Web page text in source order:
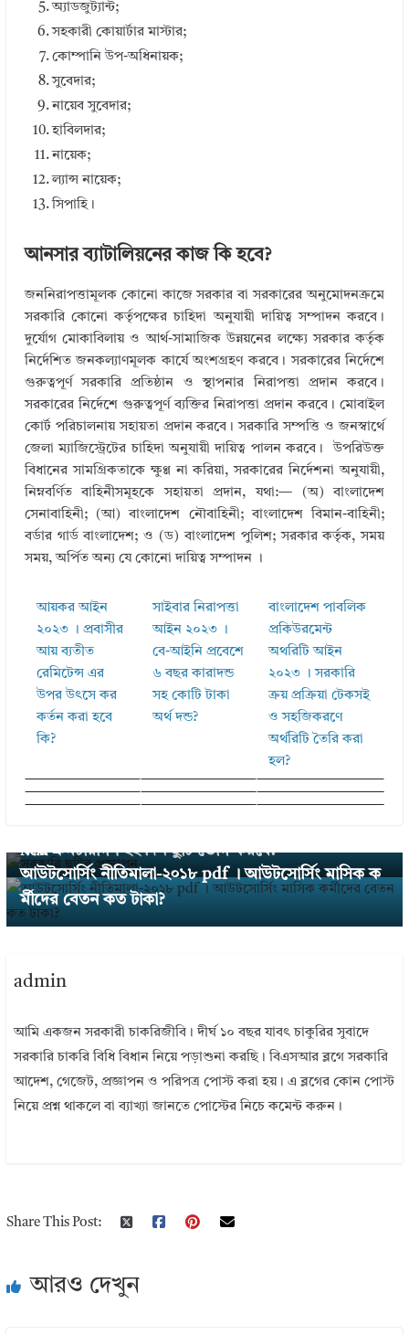
অ্যাডজুট্যান্ট;
সহকারী কোয়ার্টার মাস্টার;
কোম্পানি উপ-অধিনায়ক;
সুবেদার;
নায়েব সুবেদার;
হাবিলদার;
নায়েক;
ল্যান্স নায়েক;
সিপাহি।
আনসার ব্যাটালিয়নের কাজ কি হবে?
জননিরাপত্তামূলক কোনো কাজে সরকার বা সরকারের অনুমোদনক্রমে
সরকারি কোনো কর্তৃপক্ষের চাহিদা অনুযায়ী দায়িত্ব সম্পাদন করবে।
দুর্যোগ মোকাবিলায় ও আর্থ-সামাজিক উন্নয়নের লক্ষ্যে সরকার কর্তৃক
নির্দেশিত জনকল্যাণমূলক কার্যে অংশগ্রহণ করবে। সরকারের নির্দেশে
গুরুত্বপূর্ণ সরকারি প্রতিষ্ঠান ও স্থাপনার নিরাপত্তা প্ৰদান করবে।
সরকারের নির্দেশে গুরুত্বপূর্ণ ব্যক্তির নিরাপত্তা প্ৰদান করবে। মোবাইল
কোর্ট পরিচালনায় সহায়তা প্রদান করবে। সরকারি সম্পত্তি ও জনস্বার্থে
জেলা ম্যাজিস্ট্রেটের চাহিদা অনুযায়ী দায়িত্ব পালন করবে। উপরিউক্ত
বিধানের সামগ্রিকতাকে ক্ষুণ্ণ না করিয়া, সরকারের নির্দেশনা অনুযায়ী,
নিম্নবর্ণিত বাহিনীসমূহকে সহায়তা প্রদান, যথা:— (অ) বাংলাদেশ
সেনাবাহিনী; (আ) বাংলাদেশ নৌবাহিনী; বাংলাদেশ বিমান-বাহিনী;
বর্ডার গার্ড বাংলাদেশ; ও (ড) বাংলাদেশ পুলিশ; সরকার কর্তৃক, সময়
সময়, অর্পিত অন্য যে কোনো দায়িত্ব সম্পাদন ।
আয়কর আইন
২০২৩ । প্রবাসীর
আয় ব্যতীত
রেমিটেন্স এর
উপর উৎসে কর
কর্তন করা হবে
কি?
সাইবার নিরাপত্তা
আইন ২০২৩ ।
বে-আইনি প্রবেশে
৬ বছর কারাদন্ড
সহ কোটি টাকা
অর্থ দন্ড?
বাংলাদেশ পাবলিক
প্রকিউরমেন্ট
অথরিটি আইন
২০২৩ । সরকারি
ক্রয় প্রক্রিয়া টেকসই
ও সহজিকরণে
অর্থরিটি তৈরি করা
হল?
← Previous
কারি কর্মচারীগণ ২২ দিন ছুটি ভোগ করবে?
Next →
আউটসোর্সিং নীতিমালা-২০১৮ pdf । আউটসোর্সিং মাসিক ক
র্মীদের বেতন কত টাকা?
admin
আমি একজন সরকারী চাকরিজীবি। দীর্ঘ ১০ বছর যাবৎ চাকুরির সুবাদে
সরকারি চাকরি বিধি বিধান নিয়ে পড়াশুনা করছি। বিএসআর ব্লগে সরকারি
আদেশ, গেজেট, প্রজ্ঞাপন ও পরিপত্র পোস্ট করা হয়। এ ব্লগের কোন পোস্ট
নিয়ে প্রশ্ন থাকলে বা ব্যাখ্যা জানতে পোস্টের নিচে কমেন্ট করুন।
Share This Post:
আরও দেখুন